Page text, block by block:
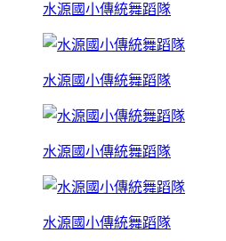
水源國小傳統舞蹈隊
水源國小傳統舞蹈隊
水源國小傳統舞蹈隊
水源國小傳統舞蹈隊